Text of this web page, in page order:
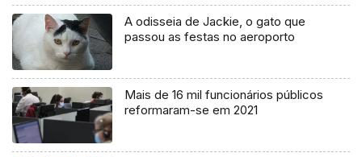
A odisseia de Jackie, o gato que
passou as festas no aeroporto
Mais de 16 mil funcionários públicos
reformaram-se em 2021